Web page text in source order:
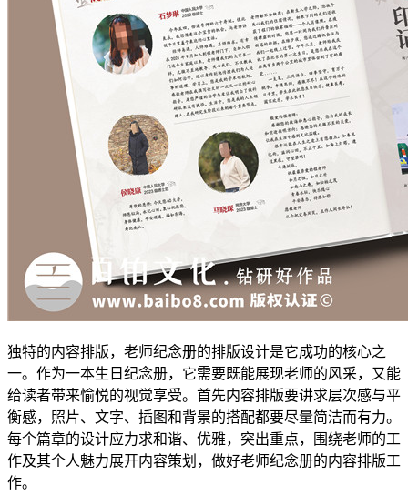
独特的内容排版，老师纪念册的排版设计是它成功的核心之
一。作为一本生日纪念册，它需要既能展现老师的风采，又能
给读者带来愉悦的视觉享受。首先内容排版要讲求层次感与平
衡感，照片、文字、插图和背景的搭配都要尽量简洁而有力。
每个篇章的设计应力求和谐、优雅，突出重点，围绕老师的工
作及其个人魅力展开内容策划，做好老师纪念册的内容排版工
作。